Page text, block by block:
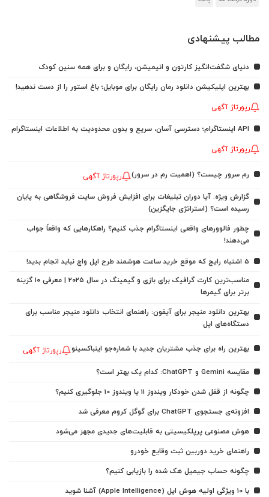
مطالب پیشنهادی
دنیای شگفت‌انگیز کارتون و انیمیشن، رایگان و برای همه سنین کودک
بهترین اپلیکیشن دانلود رمان رایگان برای موبایل؛ باغ استور را از دست ندهید!
رپورتاژ آگهی
API اینستاگرام؛ دسترسی آسان، سریع و بدون محدودیت به اطلاعات اینستاگرام
رپورتاژ آگهی
رم سرور چیست؟ (اهمیت رم در سرور) رپورتاژ آگهی
گزارش ویژه: آیا دوران تبلیغات برای افزایش فروش سایت فروشگاهی به پایان
رسیده است؟ (استراتژی جایگزین)
چطور فالوورهای واقعی اینستاگرام جذب کنیم؟ راهکارهایی که واقعاً جواب
می‌دهند!
5 اشتباه رایج که موقع خرید ساعت هوشمند طرح اپل واچ نباید انجام بدید!
مناسب‌ترین کارت گرافیک برای بازی و گیمینگ در سال ۲۰۲۵ | معرفی ۱۰ گزینه
برتر برای گیمرها
بهترین دانلود منیجر برای آیفون: راهنمای انتخاب دانلود منیجر مناسب برای
دستگاه‌های اپل
بهترین راه برای جذب مشتریان جدید با شماره‌جو اینباکسینو رپورتاژ آگهی
مقایسه Gemini و ChatGPT: کدام یک بهتر است؟
چگونه از قفل شدن خودکار ویندوز 11 یا ویندوز 10 جلوگیری کنیم؟
افزونه‌ی جستجوی ChatGPT برای گوگل کروم معرفی شد
هوش مصنوعی پرپلکیسیتی به قابلیت‌های جدیدی مجهز می‌شود
راهنمای خرید دوربین ثبت وقایع خودرو
چگونه حساب جیمیل هک شده را بازیابی کنیم؟
با ۱۰ ویژگی اولیه هوش اپل (Apple Intelligence) آشنا شوید